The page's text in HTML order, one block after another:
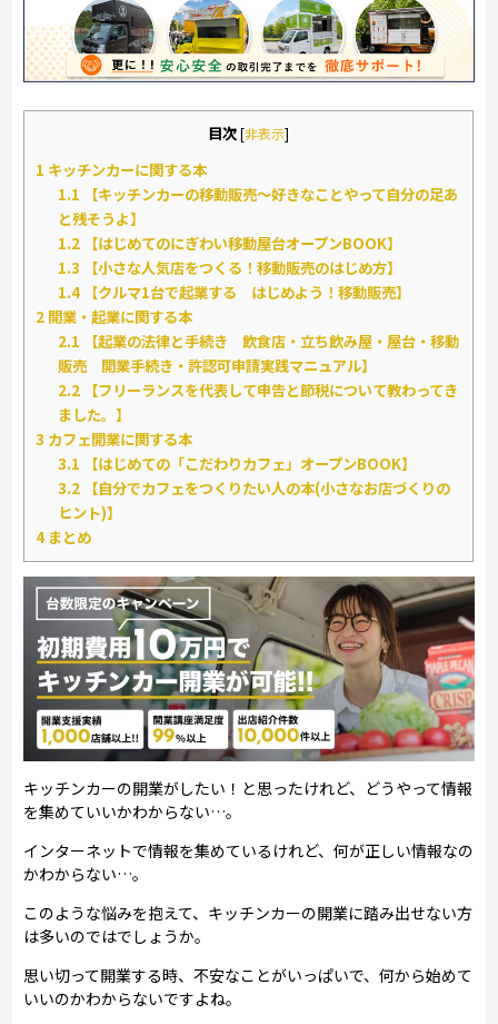
目次[非表示]
1 キッチンカーに関する本
1.1 【キッチンカーの移動販売～好きなことやって自分の足あ
と残そうよ】
1.2 【はじめてのにぎわい移動屋台オープンBOOK】
1.3 【小さな人気店をつくる！移動販売のはじめ方】
1.4【クルマ1台で起業する はじめよう！移動販売】
2 開業・起業に関する本
2.1 【起業の法律と手続き 飲食店・立ち飲み屋・屋台・移動
販売 開業手続き・許認可申請実践マニュアル】
2.2 【フリーランスを代表して申告と節税について教わってき
ました。】
3 カフェ開業に関する本
3.1 【はじめての「こだわりカフェ」オープンBOOK】
3.2 【自分でカフェをつくりたい人の本(小さなお店づくりの
ヒント)】
4まとめ
キッチンカーの開業がしたい！と思ったけれど、どうやって情報
を集めていいかわからない…。
インターネットで情報を集めているけれど、何が正しい情報なの
かわからない…。
このような悩みを抱えて、キッチンカーの開業に踏み出せない方
は多いのではでしょうか。
思い切って開業する時、不安なことがいっぱいで、何から始めて
いいのかわからないですよね。